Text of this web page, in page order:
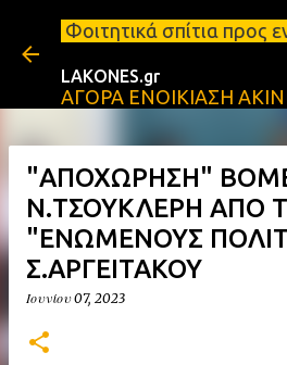
Μετάβαση στο κύριο
προς ενοικίαση στη
LAKONES.gr
ΑΓΟΡΑ ΕΝΟΙΚΙΑΣΗ
"ΑΠΟΧΩΡΗΣΗ"
Ν.ΤΣΟΥΚΛΕΡΗ ΑΠΟ
"ΕΝΩΜΕΝΟΥΣ
Σ.ΑΡΓΕΙΤΑΚΟΥ
Ιουνίου 07, 2023